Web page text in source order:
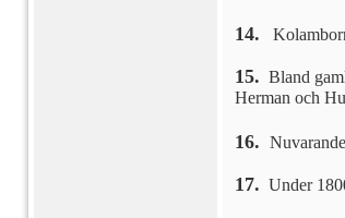
14.
15. Bland
Herman och
16.
17. Under